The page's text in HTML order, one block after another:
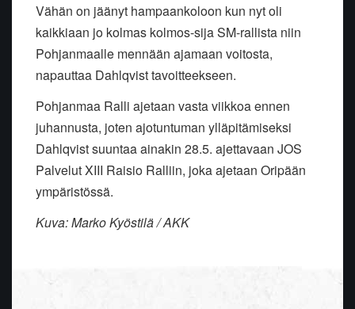
Vähän on jäänyt hampaankoloon kun nyt oli
kaikkiaan jo kolmas kolmos-sija SM-rallista niin
Pohjanmaalle mennään ajamaan voitosta,
napauttaa Dahlqvist tavoitteekseen.
Pohjanmaa Ralli ajetaan vasta viikkoa ennen
juhannusta, joten ajotuntuman ylläpitämiseksi
Dahlqvist suuntaa ainakin 28.5. ajettavaan JOS
Palvelut XIII Raisio Ralliin, joka ajetaan Oripään
ympäristössä.
Kuva: Marko Kyöstilä / AKK